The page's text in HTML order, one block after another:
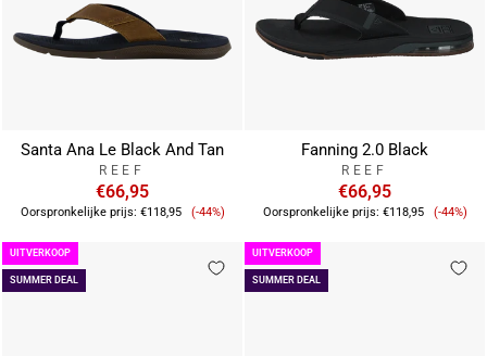
Santa Ana Le Black And Tan
REEF
€66,95
Oorspronkelijke prijs: €118,95 Verkoopprijs
(-44%)
Fanning 2.0 Black
REEF
€66,95
Oorspronkelijke prijs: €118,95 (-44%)
SUMMER DEAL
UITVERKOOP
SUMMER DEAL
UITVERKOOP